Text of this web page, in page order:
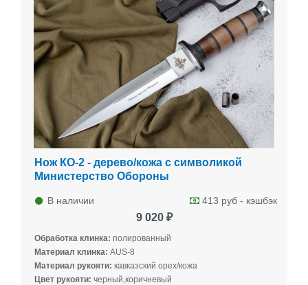
Нож КО-2 - дерево/кожа с символикой
Министерство Обороны
В наличии 413 руб - кэшбэк
9 020 ₽
Обработка клинка: полированный
Материал клинка: AUS-8
Материал рукояти: кавказский орех/кожа
Цвет рукояти: черный,коричневый